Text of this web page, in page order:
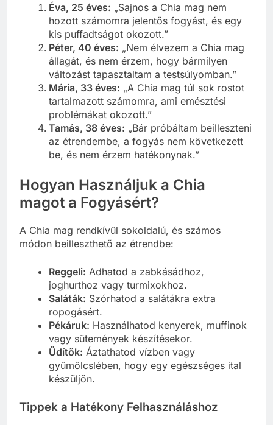
Éva, 25 éves: „Sajnos a Chia mag nem
hozott számomra jelentős fogyást, és egy
kis puffadtságot okozott.”
Péter, 40 éves: „Nem élvezem a Chia mag
állagát, és nem érzem, hogy bármilyen
változást tapasztaltam a testsúlyomban.”
Mária, 33 éves: „A Chia mag túl sok rostot
tartalmazott számomra, ami emésztési
problémákat okozott.”
Tamás, 38 éves: „Bár próbáltam beilleszteni
az étrendembe, a fogyás nem következett
be, és nem érzem hatékonynak.”
Hogyan Használjuk a Chia
magot a Fogyásért?
A Chia mag rendkívül sokoldalú, és számos
módon beilleszthető az étrendbe:
Reggeli: Adhatod a zabkásádhoz,
joghurthoz vagy turmixokhoz.
Saláták: Szórhatod a salátákra extra
ropogásért.
Pékáruk: Használhatod kenyerek, muffinok
vagy sütemények készítésekor.
Üdítők: Áztathatod vízben vagy
gyümölcslében, hogy egy egészséges ital
készüljön.
Tippek a Hatékony Felhasználáshoz